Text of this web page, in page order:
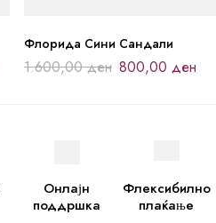
Флорида Сини Сандали
1.600,00ден 800,00 ден
Онлајн
поддршка
Флексибилно
плаќање